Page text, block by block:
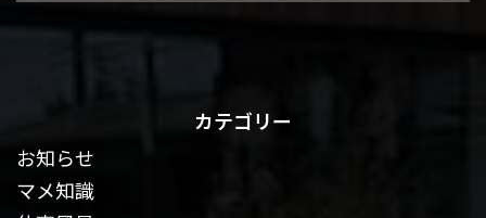
カテゴリー
お知らせ
マメ知識